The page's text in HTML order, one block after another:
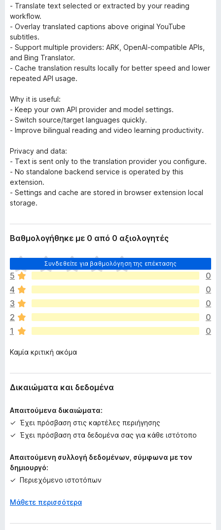
η
F
r
e
- Translate text selected or extracted by your reading
workflow.
- Overlay translated captions above original YouTube
subtitles.
- Support multiple providers: ARK, OpenAI-compatible APIs,
and Bing Translator.
- Cache translation results locally for better speed and lower
repeated API usage.
Why it is useful:
- Keep your own API provider and model settings.
- Switch source/target languages quickly.
- Improve bilingual reading and video learning productivity.
Privacy and data:
- Text is sent only to the translation provider you configure.
- No standalone backend service is operated by this
extension.
- Settings and cache are stored in browser extension local
storage.
Βαθμολογήθηκε με 0 από 0 αξιολογητές
Συνδεθείτε για βαθμολόγηση της επέκτασης
Δ
ε
ν
υ
π
ά
ρ
χ
υ
α
κ
μ
β
α
μ
ο
λ
γ
5
0
4
0
3
0
2
0
1
0
Καμία κριτική ακόμα
Δικαιώματα και δεδομένα
Απαιτούμενα δικαιώματα:
Έχει πρόσβαση στις καρτέλες περιήγησης
Έχει πρόσβαση στα δεδομένα σας για κάθε ιστότοπο
Απαιτούμενη συλλογή δεδομένων, σύμφωνα με τον
δημιουργό:
Περιεχόμενο ιστοτόπων
Μάθετε περισσότερα